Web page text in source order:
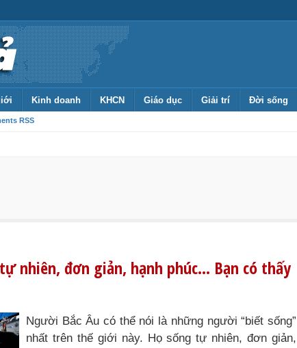
Kinh doanh KHCN Giáo dục Giải trí Đời sống
RSS
nhiên, đơn giản, hạnh phúc… Bạn có thấy
Người Bắc Âu có thể nói là những người “biết sống”
nhất trên thế giới này. Họ sống tự nhiên, đơn giản,